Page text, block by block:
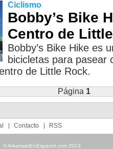
Ciclismo
Bobby’s Bike
Centro de
Bobby’s Bike Hike es
bicicletas para pasear
de Little Rock.
Página 1
Contacto RSS
© ArkansasEnEspanol.com 2013